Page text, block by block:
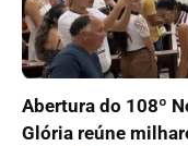
Abertura do 108º
Glória reúne